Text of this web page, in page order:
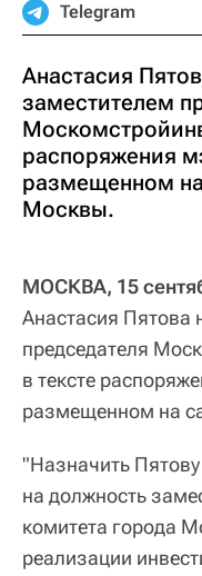
Telegram
Анастасия
заместителем
распоряжения
размещенном на
Москвы.
МОСКВА, 15
Анастасия Пятова
председателя
в тексте
размещенном на
"Назначить
на должность
комитета города
реализации